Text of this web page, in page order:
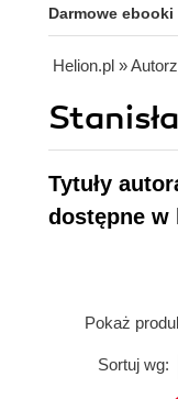
Darmowe ebooki
Helion.pl »
Tytuły
dostępne w
Pokaż
Sortuj wg: